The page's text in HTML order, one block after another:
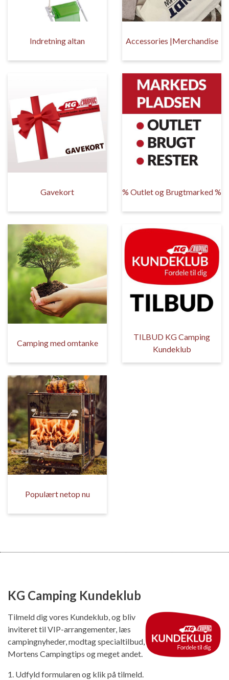
Indretning altan Accessories |Merchandise
Gavekort % Outlet og Brugtmarked %
Camping med omtanke
TILBUD KG Camping
Kundeklub
Populært netop nu
KG Camping Kundeklub
Tilmeld dig vores Kundeklub, og bliv
inviteret til VIP-arrangementer, læs
campingnyheder, modtag specialtilbud,
Mortens Campingtips og meget andet.
1. Udfyld formularen og klik på tilmeld.